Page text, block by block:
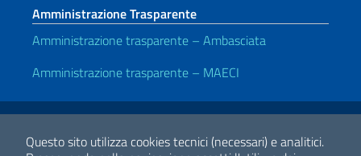
Questo sito utilizza cookies tecnici (necessari) e analitici.
Amministrazione Trasparente
Amministrazione trasparente – Ambasciata
Amministrazione trasparente – MAECI
Link Utili